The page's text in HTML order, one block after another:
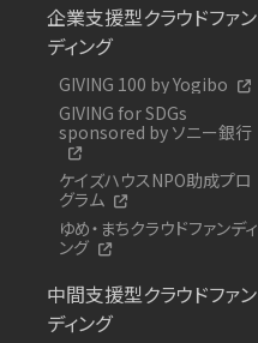
企業支援型クラウドファン
ディング
GIVING 100 by Yogibo
GIVING for SDGs
sponsored by ソニー銀行
ケイズハウスNPO助成プロ
グラム
ゆめ・まちクラウドファンディ
ング
中間支援型クラウドファン
ディング